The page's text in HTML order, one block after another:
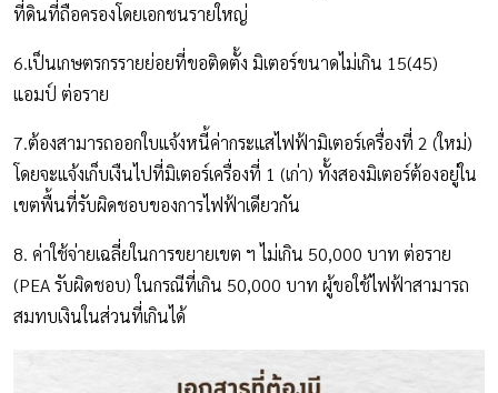
ที่ดินที่ถือครองโดยเอกชนรายใหญ่
6.เป็นเกษตรกรรายย่อยที่ขอติดตั้ง มิเตอร์ขนาดไม่เกิน 15(45)
แอมป์ ต่อราย
7.ต้องสามารถออกใบแจ้งหนี้ค่ากระแสไฟฟ้ามิเตอร์เครื่องที่ 2 (ใหม่)
โดยจะแจ้งเก็บเงืนไปที่มิเตอร์เครื่องที่ 1 (เก่า) ทั้งสองมิเตอร์ต้องอยู่ใน
เขตพื้นที่รับผิดชอบของการไฟฟ้าเดียวกัน
8. ค่าใช้จ่ายเฉลี่ยในการขยายเขต ฯ ไม่เกิน 50,000 บาท ต่อราย
(PEA รับผิดชอบ) ในกรณีที่เกิน 50,000 บาท ผู้ขอใช้ไฟฟ้าสามารถ
สมทบเงินในส่วนที่เกินได้